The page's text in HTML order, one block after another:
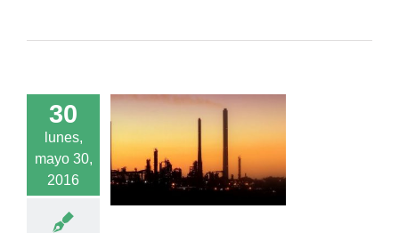
30
lunes,
mayo 30,
2016
de París:
pactaron 25
para hacer
climático